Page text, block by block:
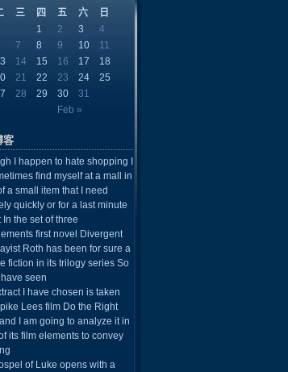
三 四 五 六 日
Feb »
1 2 3
4
7 8 9 10
11
14 15 16 17
18
21 22 23 24
25
28 29 30 31
客
I happen to hate shopping I
find myself at a mall in
a small item that I need
quickly or for a last minute
In the set of three
first novel Divergent
Roth has been for sure a
fiction in its trilogy series So
seen
I have chosen is taken
Lees film Do the Right
I am going to analyze it in
its film elements to convey
of Luke opens with a